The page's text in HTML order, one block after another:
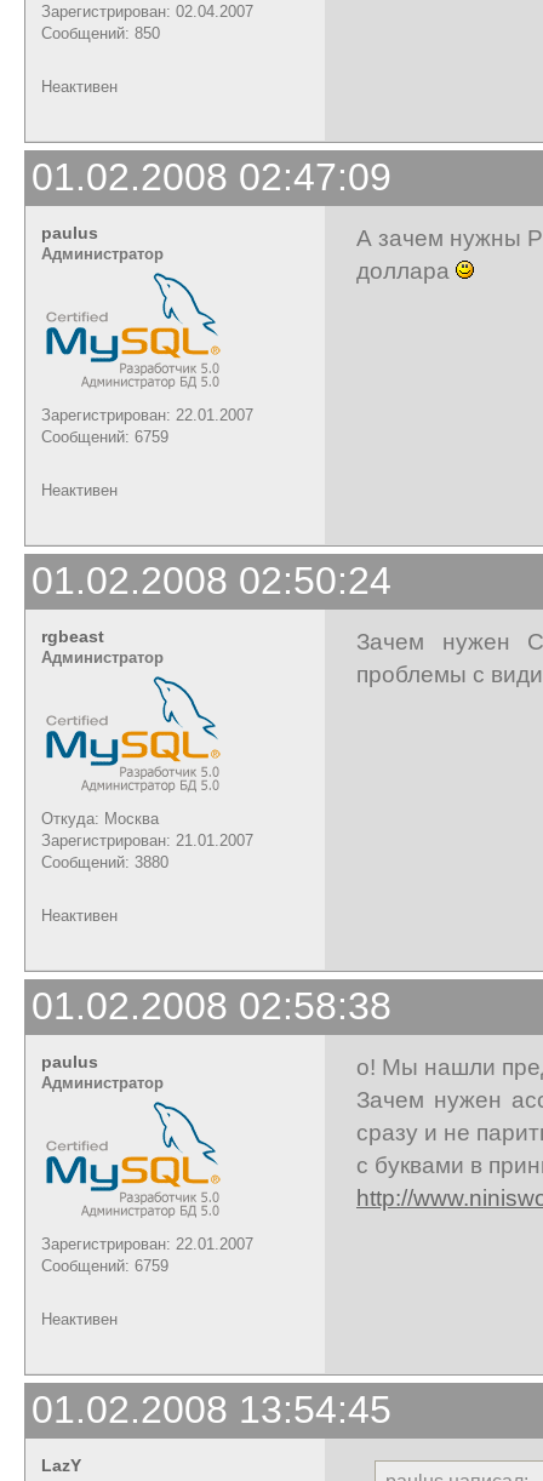
Зарегистрирован: 02.04.2007
Сообщений: 850
Неактивен
01.02.2008 02:47:09
paulus
Администратор
Зарегистрирован: 22.01.2007
Сообщений: 6759
А зачем нужны
доллара
Неактивен
01.02.2008 02:50:24
rgbeast
Администратор
Откуда: Москва
Зарегистрирован: 21.01.2007
Сообщений: 3880
Зачем нужен
проблемы с
Неактивен
01.02.2008 02:58:38
paulus
Администратор
Зарегистрирован: 22.01.2007
Сообщений: 6759
о! Мы нашли
Зачем нужен
сразу и не
с буквами в
http://
Неактивен
01.02.2008 13:54:45
LazY